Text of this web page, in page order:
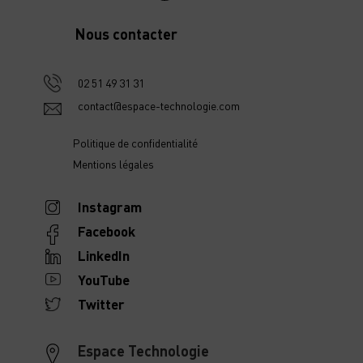
Nous contacter
02 51 49 31 31
contact@espace-technologie.com
Politique de confidentialité
Mentions légales
Instagram
Facebook
LinkedIn
YouTube
Twitter
Espace Technologie